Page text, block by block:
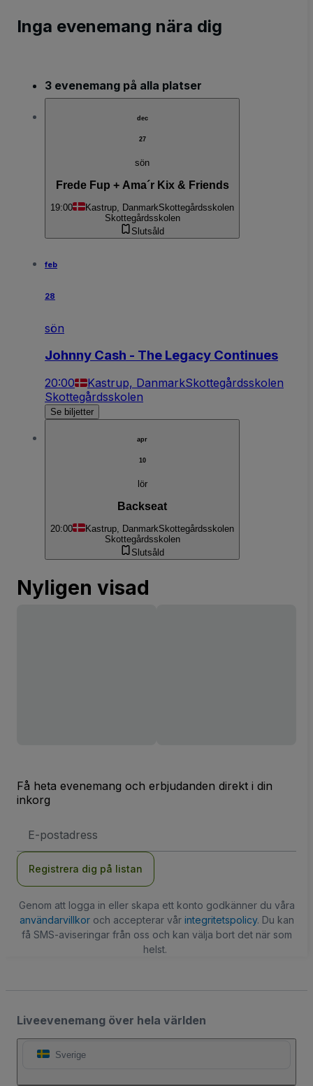
Inga evenemang nära dig
3 evenemang på alla platser
dec
27
sön
Frede Fup + Ama´r Kix & Friends
19:00 Kastrup, DanmarkSkottegårdsskolen
Skottegårdsskolen
Slutsåld
feb
28
sön
Johnny Cash - The Legacy Continues
20:00 Kastrup, DanmarkSkottegårdsskolen
Skottegårdsskolen
Se biljetter
apr
10
lör
Backseat
20:00 Kastrup, DanmarkSkottegårdsskolen
Skottegårdsskolen
Slutsåld
Nyligen visad
Få heta evenemang och erbjudanden direkt i din
inkorg
postadress
Registrera dig på listan
Genom att logga in eller skapa ett konto godkänner du våra
användarvillkoroch accepterar vår integritetspolicy. Du kan
få SMS-aviseringar från oss och kan välja bort det när som
helst.
Liveevenemang över hela världen
Sverige